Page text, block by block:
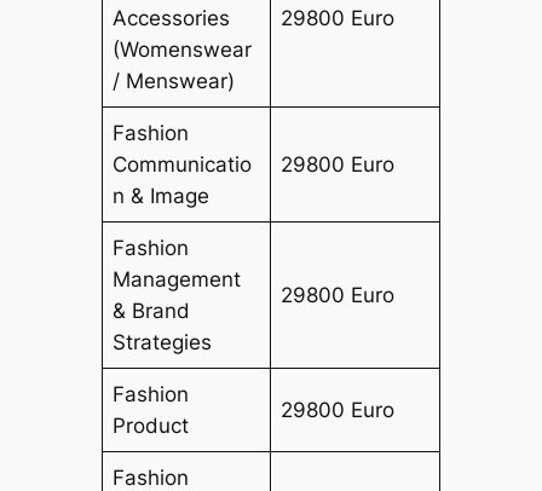
Accessories
(Womenswear
/ Menswear)
29800 Euro
Fashion
Communicatio
n & Image
29800 Euro
Fashion
Management
& Brand
Strategies
29800 Euro
Fashion
Product
29800 Euro
Fashion